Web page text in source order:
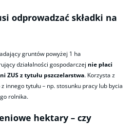
odprowadzać składki na
gruntów powyżej 1 ha
działalności gospodarczej nie płaci
ZUS z tytułu pszczelarstwa. Korzysta z
innego tytułu – np. stosunku pracy lub bycia
rolnika.
hektary – czy